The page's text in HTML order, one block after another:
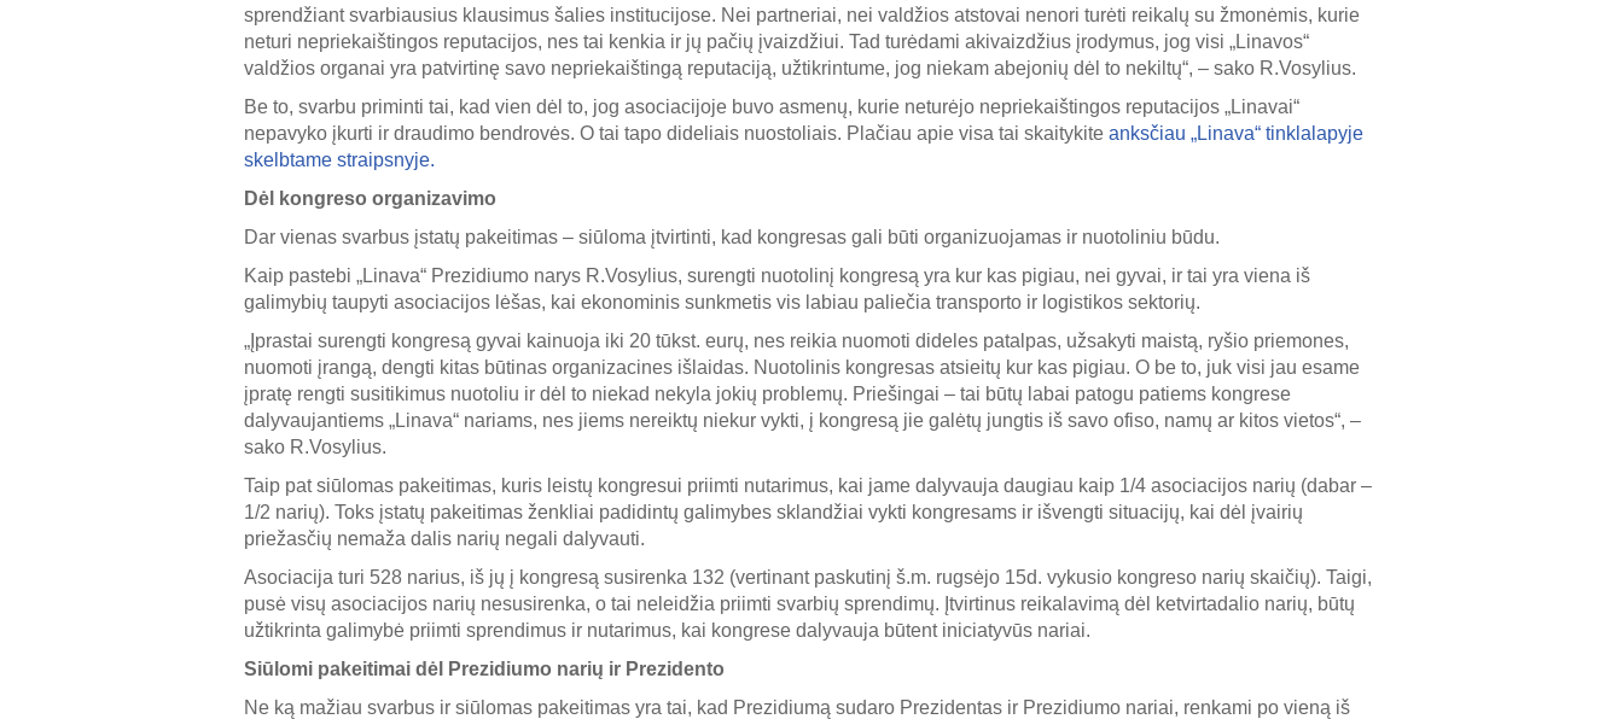
sprendžiant svarbiausius klausimus šalies institucijose. Nei partneriai, nei valdžios atstovai nenori turėti reikalų su žmonėmis, kurie
neturi nepriekaištingos reputacijos, nes tai kenkia ir jų pačių įvaizdžiui. Tad turėdami akivaizdžius įrodymus, jog visi „Linavos“
valdžios organai yra patvirtinę savo nepriekaištingą reputaciją, užtikrintume, jog niekam abejonių dėl to nekiltų“, – sako R.Vosylius.
Be to, svarbu priminti tai, kad vien dėl to, jog asociacijoje buvo asmenų, kurie neturėjo nepriekaištingos reputacijos „Linavai“
nepavyko įkurti ir draudimo bendrovės. O tai tapo dideliais nuostoliais. Plačiau apie visa tai skaitykite anksčiau „Linava“ tinklalapyje
skelbtame straipsnyje.
Dėl kongreso organizavimo
Dar vienas svarbus įstatų pakeitimas – siūloma įtvirtinti, kad kongresas gali būti organizuojamas ir nuotoliniu būdu.
Kaip pastebi „Linava“ Prezidiumo narys R.Vosylius, surengti nuotolinį kongresą yra kur kas pigiau, nei gyvai, ir tai yra viena iš
galimybių taupyti asociacijos lėšas, kai ekonominis sunkmetis vis labiau paliečia transporto ir logistikos sektorių.
„Įprastai surengti kongresą gyvai kainuoja iki 20 tūkst. eurų, nes reikia nuomoti dideles patalpas, užsakyti maistą, ryšio priemones,
nuomoti įrangą, dengti kitas būtinas organizacines išlaidas. Nuotolinis kongresas atsieitų kur kas pigiau. O be to, juk visi jau esame
įpratę rengti susitikimus nuotoliu ir dėl to niekad nekyla jokių problemų. Priešingai – tai būtų labai patogu patiems kongrese
dalyvaujantiems „Linava“ nariams, nes jiems nereiktų niekur vykti, į kongresą jie galėtų jungtis iš savo ofiso, namų ar kitos vietos“, –
sako R.Vosylius.
Taip pat siūlomas pakeitimas, kuris leistų kongresui priimti nutarimus, kai jame dalyvauja daugiau kaip 1/4 asociacijos narių (dabar –
1/2 narių). Toks įstatų pakeitimas ženkliai padidintų galimybes sklandžiai vykti kongresams ir išvengti situacijų, kai dėl įvairių
priežasčių nemaža dalis narių negali dalyvauti.
Asociacija turi 528 narius, iš jų į kongresą susirenka 132 (vertinant paskutinį š.m. rugsėjo 15d. vykusio kongreso narių skaičių). Taigi,
pusė visų asociacijos narių nesusirenka, o tai neleidžia priimti svarbių sprendimų. Įtvirtinus reikalavimą dėl ketvirtadalio narių, būtų
užtikrinta galimybė priimti sprendimus ir nutarimus, kai kongrese dalyvauja būtent iniciatyvūs nariai.
Siūlomi pakeitimai dėl Prezidiumo narių ir Prezidento
Ne ką mažiau svarbus ir siūlomas pakeitimas yra tai, kad Prezidiumą sudaro Prezidentas ir Prezidiumo nariai, renkami po vieną iš